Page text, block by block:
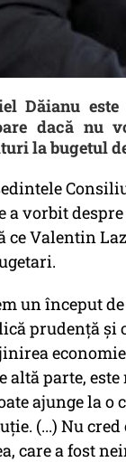
Dăianu
dacă nu
la bugetul
a vorbit
ce Valentin
un început
prudență şi
altă parte,
ajunge la
(...) Nu
care a fost